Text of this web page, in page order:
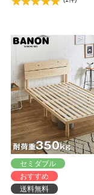
セミダブル
おすすめ
送料無料